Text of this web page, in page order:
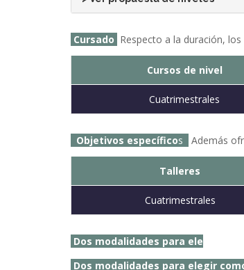
Cursado Respecto a la duración,
Cursos de nivel
Cuatrimestrales
Objetivos específicos Además
Talleres
Cuatrimestrales
Dos modalidades para ele
Dos modalidades para elegir